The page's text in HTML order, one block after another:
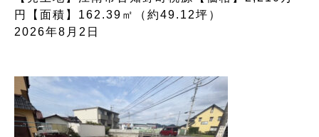
円【面積】162.39㎡（約49.12坪）
2026年8月2日